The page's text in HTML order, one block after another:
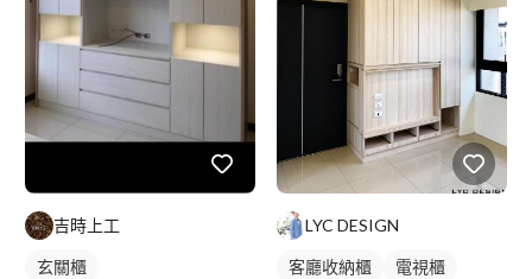
吉時上工
玄關櫃
LYC DESIGN
客廳收納櫃 電視櫃